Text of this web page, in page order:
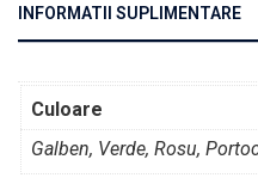
INFORMATII SUPLIMENTARE
Culoare
Galben, Verde, Rosu,